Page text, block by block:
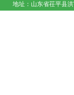
地址：山东省茌平县